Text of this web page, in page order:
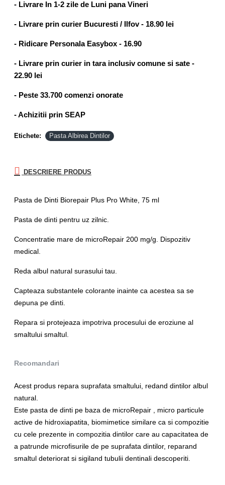
- Livrare In 1-2 zile de Luni pana Vineri
- Livrare prin curier Bucuresti / Ilfov - 18.90 lei
- Ridicare Personala Easybox - 16.90
- Livrare prin curier in tara inclusiv comune si sate -
22.90 lei
- Peste 33.700 comenzi onorate
- Achizitii prin SEAP
Etichete: Pasta Albirea Dintilor
DESCRIERE PRODUS
Pasta de Dinti Biorepair Plus Pro White, 75 ml
Pasta de dinti pentru uz zilnic.
Concentratie mare de microRepair 200 mg/g. Dispozitiv
medical.
Reda albul natural surasului tau.
Capteaza substantele colorante inainte ca acestea sa se
depuna pe dinti.
Repara si protejeaza impotriva procesului de eroziune al
smaltului smaltul.
Recomandari
Acest produs repara suprafata smaltului, redand dintilor albul
natural.
Este pasta de dinti pe baza de microRepair , micro particule
active de hidroxiapatita, biomimetice similare ca si compozitie
cu cele prezente in compozitia dintilor care au capacitatea de
a patrunde microfisurile de pe suprafata dintilor, reparand
smaltul deteriorat si sigiland tubulii dentinali descoperiti.